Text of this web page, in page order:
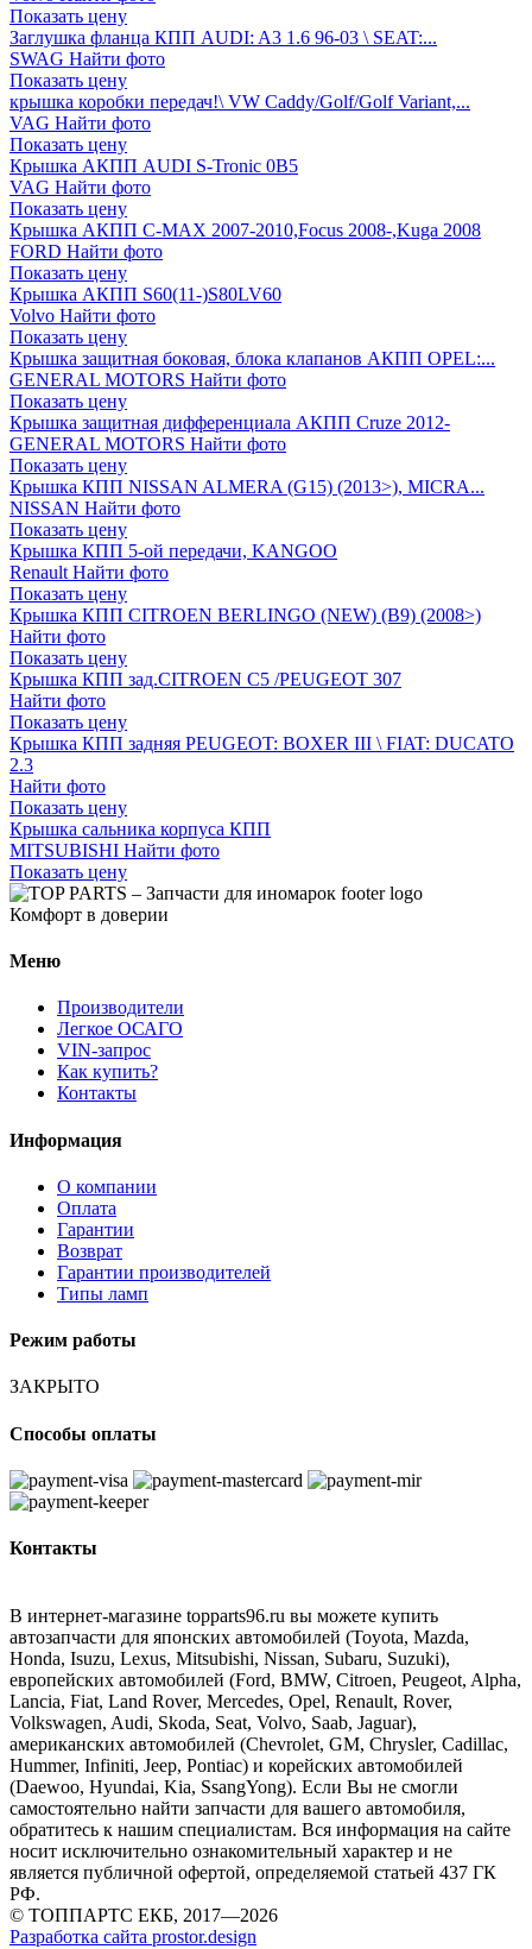
Показать цену
Заглушка фланца КПП AUDI: A3 1.6 96-03 \ SEAT:...
SWAG Найти фото
Показать цену
крышка коробки передач!\ VW Caddy/Golf/Golf Variant,...
VAG Найти фото
Показать цену
Крышка АКПП AUDI S-Tronic 0B5
VAG Найти фото
Показать цену
Крышка АКПП C-MAX 2007-2010,Focus 2008-,Kuga 2008
FORD Найти фото
Показать цену
Крышка АКПП S60(11-)S80LV60
Volvo Найти фото
Показать цену
Крышка защитная боковая, блока клапанов АКПП OPEL:...
GENERAL MOTORS Найти фото
Показать цену
Крышка защитная дифференциала АКПП Cruze 2012-
GENERAL MOTORS Найти фото
Показать цену
Крышка КПП NISSAN ALMERA (G15) (2013>), MICRA...
NISSAN Найти фото
Показать цену
Крышка КПП 5-ой передачи, KANGOO
Renault Найти фото
Показать цену
Крышка КПП CITROEN BERLINGO (NEW) (B9) (2008>)
Найти фото
Показать цену
Крышка КПП зад.CITROEN C5 /PEUGEOT 307
Найти фото
Показать цену
Крышка КПП задняя PEUGEOT: BOXER III \ FIAT: DUCATO
2.3
Найти фото
Показать цену
Крышка сальника корпуса КПП
MITSUBISHI Найти фото
Показать цену
Комфорт в доверии
Меню
Производители
Легкое ОСАГО
VIN-запрос
Как купить?
Контакты
Информация
О компании
Оплата
Гарантии
Возврат
Гарантии производителей
Типы ламп
Режим работы
ЗАКРЫТО
Способы оплаты
Контакты
В интернет-магазине topparts96.ru вы можете купить
автозапчасти для японских автомобилей (Toyota, Mazda,
Honda, Isuzu, Lexus, Mitsubishi, Nissan, Subaru, Suzuki),
европейских автомобилей (Ford, BMW, Citroen, Peugeot, Alpha,
Lancia, Fiat, Land Rover, Mercedes, Opel, Renault, Rover,
Volkswagen, Audi, Skoda, Seat, Volvo, Saab, Jaguar),
американских автомобилей (Chevrolet, GM, Chrysler, Cadillac,
Hummer, Infiniti, Jeep, Pontiac) и корейских автомобилей
(Daewoo, Hyundai, Kia, SsangYong). Если Вы не смогли
самостоятельно найти запчасти для вашего автомобиля,
обратитесь к нашим специалистам. Вся информация на сайте
носит исключительно ознакомительный характер и не
является публичной офертой, определяемой статьей 437 ГК
РФ.
© ТОППАРТС ЕКБ, 2017—2026
Разработка сайта prostor.design